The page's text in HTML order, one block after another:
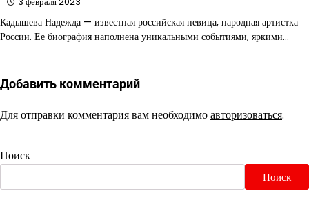
Кадышева Надежда — известная российская певица, народная артистка
России. Ее биография наполнена уникальными событиями, яркими…
Добавить комментарий
Для отправки комментария вам необходимоавторизоваться.
Поиск
Поиск